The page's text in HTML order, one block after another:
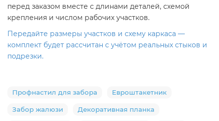
перед заказом вместе с длинами деталей, схемой
крепления и числом рабочих участков.
Передайте размеры участков и схему каркаса —
комплект будет рассчитан с учётом реальных стыков и
подрезки.
Профнастил для забора Евроштакетник
Забор жалюзи Декоративная планка